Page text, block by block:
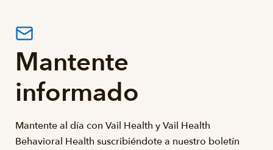
Mantente
informado
Mantente al día con Vail Health y Vail Health
Behavioral Health suscribiéndote a nuestro boletín